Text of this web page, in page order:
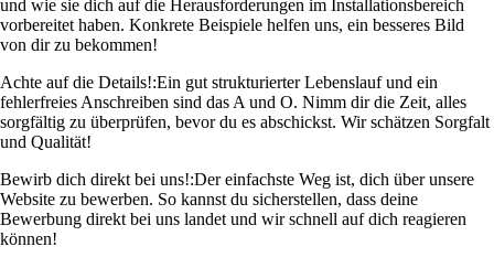
und wie sie dich auf die Herausforderungen im Installationsbereich
vorbereitet haben. Konkrete Beispiele helfen uns, ein besseres Bild
von dir zu bekommen!
Achte auf die Details!:Ein gut strukturierter Lebenslauf und ein
fehlerfreies Anschreiben sind das A und O. Nimm dir die Zeit, alles
sorgfältig zu überprüfen, bevor du es abschickst. Wir schätzen Sorgfalt
und Qualität!
Bewirb dich direkt bei uns!:Der einfachste Weg ist, dich über unsere
Website zu bewerben. So kannst du sicherstellen, dass deine
Bewerbung direkt bei uns landet und wir schnell auf dich reagieren
können!